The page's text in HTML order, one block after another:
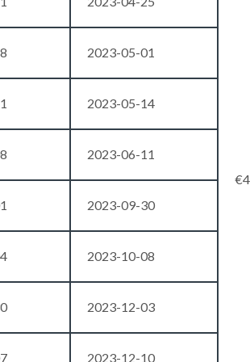
2023-05-01
2023-05-14
2023-06-11
2023-09-30
2023-10-08
2023-12-03
2023-12-10